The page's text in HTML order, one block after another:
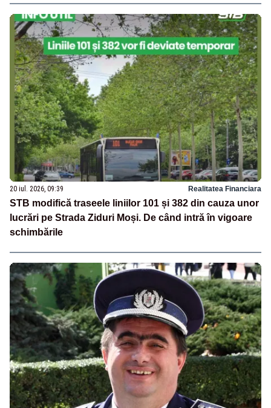
20 iul. 2026, 09:39 Realitatea Financiara
STB modifică traseele liniilor 101 și 382 din cauza unor
lucrări pe Strada Ziduri Moși. De când intră în vigoare
schimbările